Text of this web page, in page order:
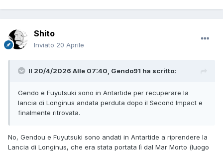
Shito
Inviato 20 Aprile
Il 20/4/2026 Alle 07:40, Gendo91 ha scritto:
Gendo e Fuyutsuki sono in Antartide per recuperare la
lancia di Longinus andata perduta dopo il Second Impact e
finalmente ritrovata.
No, Gendou e Fuyutsuki sono andati in Antartide a riprendere la
Lancia di Longinus, che era stata portata lì dal Mar Morto (luogo